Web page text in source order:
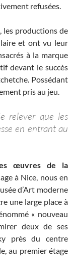
refusées.
les productions de
et ont vu leur
à la marque
devant le succès
Possédant
pris au jeu.
relever que les
en entrant au
œuvres de la
à Nice, nous en
d’Art moderne
une large place à
« nouveau
deux de ses
près du centre
au premier étage